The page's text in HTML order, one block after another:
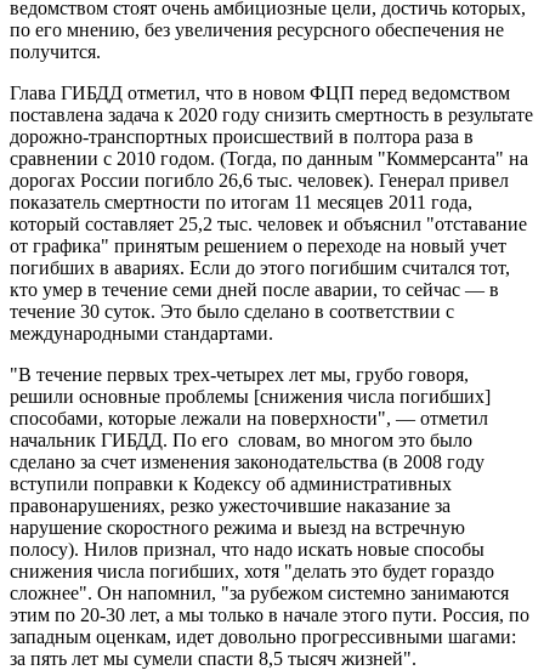
ведомством стоят очень амбициозные цели, достичь которых,
по его мнению, без увеличения ресурсного обеспечения не
получится.
Глава ГИБДД отметил, что в новом ФЦП перед ведомством
поставлена задача к 2020 году снизить смертность в результате
дорожно-транспортных происшествий в полтора раза в
сравнении с 2010 годом. (Тогда, по данным "Коммерсанта" на
дорогах России погибло 26,6 тыс. человек). Генерал привел
показатель смертности по итогам 11 месяцев 2011 года,
который составляет 25,2 тыс. человек и объяснил "отставание
от графика" принятым решением о переходе на новый учет
погибших в авариях. Если до этого погибшим считался тот,
кто умер в течение семи дней после аварии, то сейчас — в
течение 30 суток. Это было сделано в соответствии с
международными стандартами.
"В течение первых трех-четырех лет мы, грубо говоря,
решили основные проблемы [снижения числа погибших]
способами, которые лежали на поверхности", — отметил
начальник ГИБДД. По его словам, во многом это было
сделано за счет изменения законодательства (в 2008 году
вступили поправки к Кодексу об административных
правонарушениях, резко ужесточившие наказание за
нарушение скоростного режима и выезд на встречную
полосу). Нилов признал, что надо искать новые способы
снижения числа погибших, хотя "делать это будет гораздо
сложнее". Он напомнил, "за рубежом системно занимаются
этим по 20-30 лет, а мы только в начале этого пути. Россия, по
западным оценкам, идет довольно прогрессивными шагами:
за пять лет мы сумели спасти 8,5 тысяч жизней".